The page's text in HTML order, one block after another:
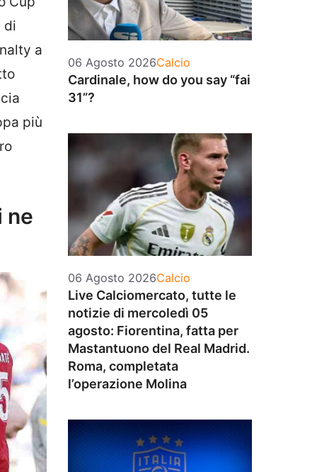
di
a
più
ne
06 Agosto 2026Categorie
Calcio
Cardinale, how do you say “fai
31”?
06 Agosto 2026Categorie
Calcio
Live Calciomercato, tutte le
notizie di mercoledì 05
agosto: Fiorentina, fatta per
Mastantuono del Real Madrid.
Roma, completata
l’operazione Molina